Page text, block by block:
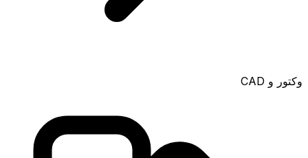
وکتور و CAD